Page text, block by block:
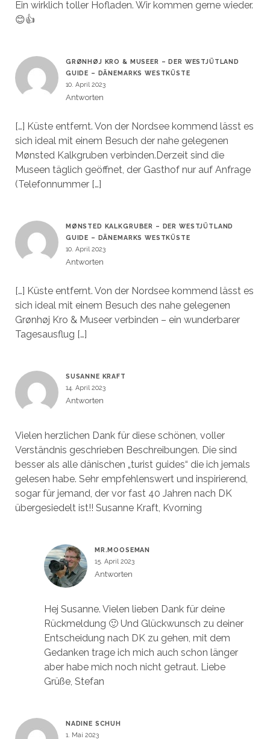
Ein wirklich toller Hofladen. Wir kommen gerne wieder.
😊👍
GRØNHØJ KRO & MUSEER – DER WESTJÜTLAND
GUIDE – DÄNEMARKS WESTKÜSTE
10. April 2023
Antworten
[…] Küste entfernt. Von der Nordsee kommend lässt es
sich ideal mit einem Besuch der nahe gelegenen
Mønsted Kalkgruben verbinden.Derzeit sind die
Museen täglich geöffnet, der Gasthof nur auf Anfrage
(Telefonnummer […]
MØNSTED KALKGRUBER – DER WESTJÜTLAND
GUIDE – DÄNEMARKS WESTKÜSTE
10. April 2023
Antworten
[…] Küste entfernt. Von der Nordsee kommend lässt es
sich ideal mit einem Besuch des nahe gelegenen
Grønhøj Kro & Museer verbinden – ein wunderbarer
Tagesausflug […]
SUSANNE KRAFT
14. April 2023
Antworten
Vielen herzlichen Dank für diese schönen, voller
Verständnis geschrieben Beschreibungen. Die sind
besser als alle dänischen „turist guides“ die ich jemals
gelesen habe. Sehr empfehlenswert und inspirierend,
sogar für jemand, der vor fast 40 Jahren nach DK
übergesiedelt ist!! Susanne Kraft, Kvorning
MR.MOOSEMAN
15. April 2023
Antworten
Hej Susanne. Vielen lieben Dank für deine
Rückmeldung 🙂 Und Glückwunsch zu deiner
Entscheidung nach DK zu gehen, mit dem
Gedanken trage ich mich auch schon länger
aber habe mich noch nicht getraut. Liebe
Grüße, Stefan
NADINE SCHUH
1. Mai 2023